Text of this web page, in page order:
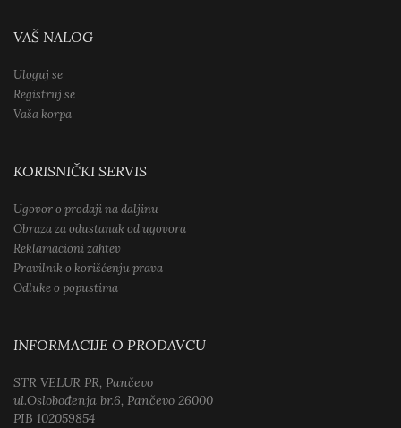
VAŠ NALOG
Uloguj se
Registruj se
Vaša korpa
KORISNIČKI SERVIS
Ugovor o prodaji na daljinu
Obraza za odustanak od ugovora
Reklamacioni zahtev
Pravilnik o korišćenju prava
Odluke o popustima
INFORMACIJE O PRODAVCU
STR VELUR PR, Pančevo
ul.Oslobođenja br.6, Pančevo 26000
PIB 102059854